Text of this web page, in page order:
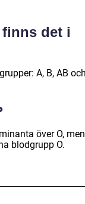
det i
A, B, AB
över O,
blodgrupp O.